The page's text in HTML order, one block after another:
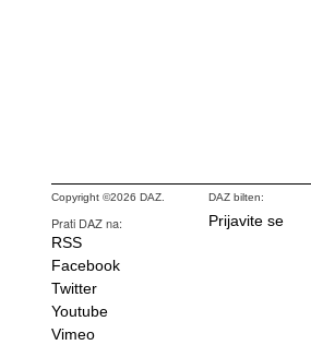
Copyright ©2026 DAZ.
Prati DAZ na:
RSS
Facebook
Twitter
Youtube
Vimeo
DAZ bilten:
Prijavite se